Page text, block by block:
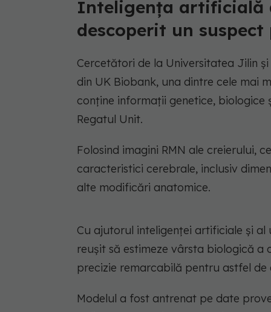
Inteligența artificială
descoperit un
Cercetători de la Universitatea Jilin
din UK Biobank, una dintre cele mai
conține informații genetice, biologice
Regatul Unit.
Folosind imagini RMN ale creierului,
caracteristici cerebrale, inclusiv
alte modificări anatomice.
Cu ajutorul inteligenței artificiale și
reușit să estimeze vârsta biologică a
precizie remarcabilă pentru astfel de
Modelul a fost antrenat pe date